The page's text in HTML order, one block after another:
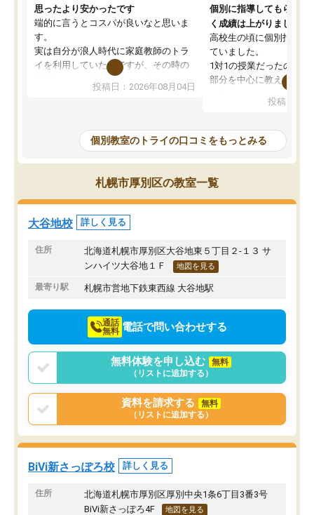
思ったより安かったです
端的に言うとコスパが良いなと思いま
す。
実は自分が浪人時代に家庭教師のトラ
イを利用していたのですが、その時の
月謝がとても高くトライに良いイメー
ジがありませんでした。
し始めた形です。
しかし、以前とは違い料金がリーズナ
ブルでびっくりしました。
通って1年以上ですが、勉強への取り組
み方が真っすぐに変化（率先して自宅
で復習や予習をする）し成績も向上し
ています。
駅前なので送り迎えが少々負担になっ
ていますが、それを加味しても通って
損はないなと感じています。
投稿日：2026年08月04日
個別に指導してもらえる
く成績は上がりました。
高校生の頃に個別指導の
ていました。
1対1の授業だったので、
部分を中心に教えてもら
わからないところもそ
もらえたので、勉強への
しずつなくなりました。
その結果成績も上がり、
勉強に取り組めるように
たのを覚えています。
塾だと思います。
投稿日：
個別教室のトライの口コミをもっとみる
札幌市厚別区の教室一覧
大谷地校 詳しく見る
住所
北海道札幌市厚別区大谷地東５丁目２-１３ サ
ンハイツ大谷地１Ｆ
地図を見る
最寄り駅 札幌市営地下鉄東西線 大谷地駅
通話
無料 電話で問い合わせする
無料体験を申し込む
無料
（リストに追加する）
資料を請求する
無料
（リストに追加する）
BiVi新さっぽろ校 詳しく見る
住所
北海道札幌市厚別区厚別中央1条6丁目3番3号
BiVi新さっぽろ4F
地図を見る